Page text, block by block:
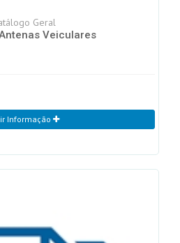
Geral
Veiculares
Informação